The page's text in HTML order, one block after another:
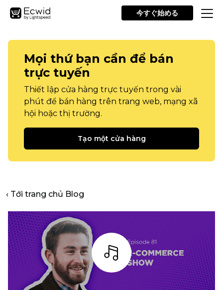
今すぐ始める
Mọi thứ bạn cần để bán
trực tuyến
Thiết lập cửa hàng trực tuyến trong vài
phút để bán hàng trên trang web, mạng xã
hội hoặc thị trường.
Tạo một cửa hàng
‹ Tới trang chủ Blog